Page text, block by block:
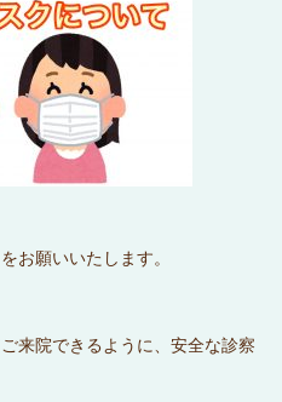
お願いいたします。
来院できるように、安全な診察